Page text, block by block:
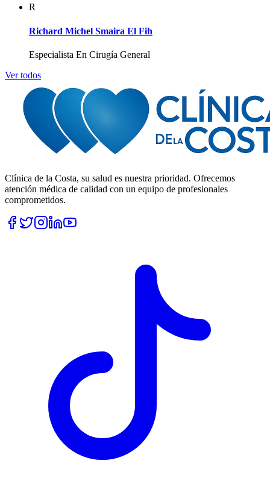
R
Richard Michel Smaira El Fih
Especialista En Cirugía General
Ver todos
Clínica de la Costa, su salud es nuestra prioridad. Ofrecemos
atención médica de calidad con un equipo de profesionales
comprometidos.